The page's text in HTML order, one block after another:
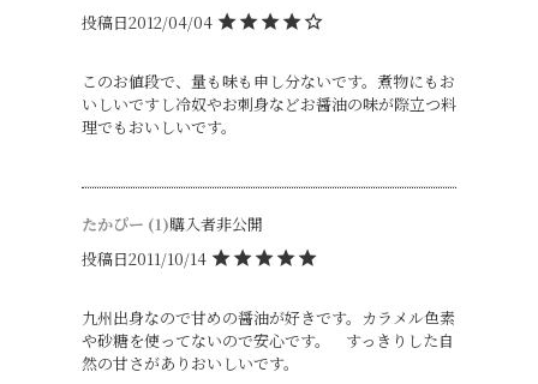
投稿日2012/04/04
このお値段で、量も味も申し分ないです。煮物にもお
いしいですし冷奴やお刺身などお醤油の味が際立つ料
理でもおいしいです。
たかぴー 1 購入者非公開
投稿日2011/10/14
九州出身なので甘めの醤油が好きです。カラメル色素
や砂糖を使ってないので安心です。　すっきりした自
然の甘さがありおいしいです。